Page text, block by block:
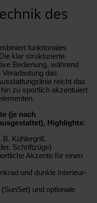
des
funktionales
klar strukturierte
Bedienung, während
das
reicht das
zu sportlich akzentuiert
(je nach
Highlights:
Kühlergrill,
Schriftzüge)
Akzente für einen
und dunkle Interieur-
und optionale